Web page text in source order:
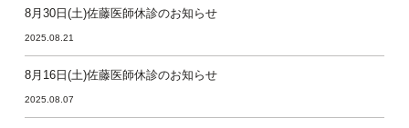
8月30日(土)佐藤医師休診のお知らせ
2025.08.21
8月16日(土)佐藤医師休診のお知らせ
2025.08.07